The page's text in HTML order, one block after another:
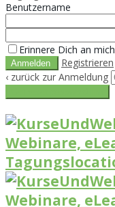
Benutzername
Erinnere Dich an mich
Registrieren
‹ zurück zur Anmeldung